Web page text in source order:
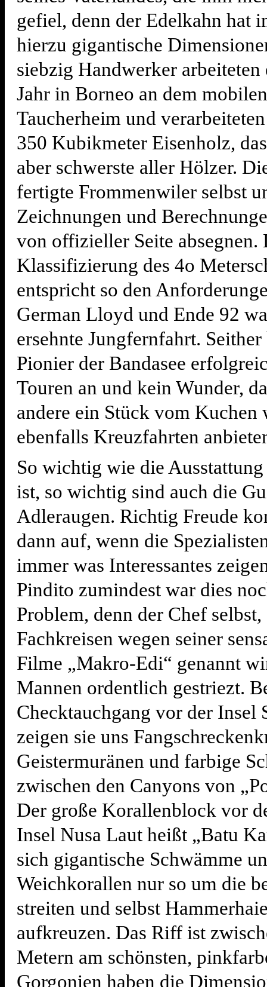
gefiel, denn der Edelkahn hat
hierzu gigantische
siebzig Handwerker arbeiteten
Jahr in Borneo an dem mobilen
Taucherheim und
350 Kubikmeter Eisenholz,
aber schwerste aller Hölzer.
fertigte Frommenwiler selbst
Zeichnungen und
von offizieller Seite absegnen.
Klassifizierung des 4o
entspricht so den
German Lloyd und Ende 92
ersehnte Jungfernfahrt.
Pionier der Bandasee
Touren an und kein Wunder,
andere ein Stück vom Kuchen
ebenfalls Kreuzfahrten
So wichtig wie die
ist, so wichtig sind auch die
Adleraugen. Richtig Freude
dann auf, wenn die
immer was Interessantes
Pindito zumindest war dies
Problem, denn der Chef
Fachkreisen wegen seiner
Filme „Makro-Edi“ genannt
Mannen ordentlich gestriezt.
Checktauchgang vor der Insel
zeigen sie uns
Geistermuränen und farbige
zwischen den Canyons von
Der große Korallenblock vor
Insel Nusa Laut heißt „Batu
sich gigantische Schwämme
Weichkorallen nur so um die
streiten und selbst
aufkreuzen. Das Riff ist
Metern am schönsten,
Gorgonien haben die